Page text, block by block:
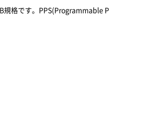
格です。PPS(Programmable P